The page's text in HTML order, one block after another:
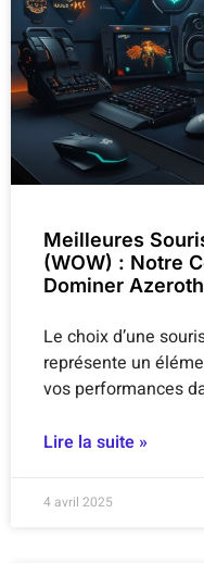
Meilleures
(WOW) : Notre
Dominer Azeroth
Le choix d’une
représente un
vos performances
Lire la suite »
4 avril 2025